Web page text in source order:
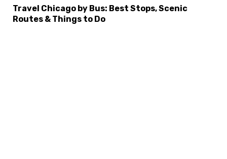
Travel Chicago by Bus: Best Stops, Scenic
Routes & Things to Do